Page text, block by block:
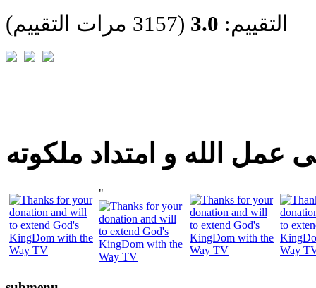
التقييم: 3.0 (3157 مرات التقييم)
عمل الله و امتداد ملكوته
"